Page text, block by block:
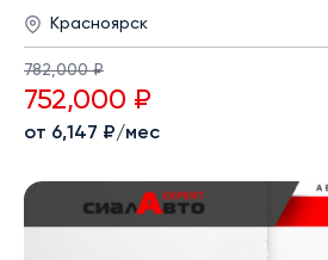
Красноярск
782,000 ₽
752,000 ₽
от 6,147 ₽/мес